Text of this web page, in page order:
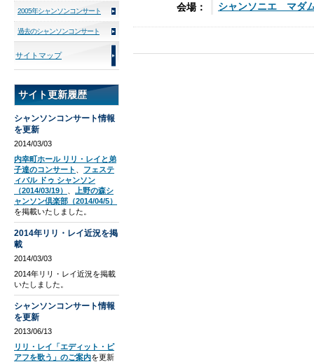
会場：
シャンソニエ マダ
2005年シャンソンコンサート
過去のシャンソンコンサート
サイトマップ
サイト更新履歴
シャンソンコンサート情報
を更新
2014/03/03
内幸町ホール リリ・レイと弟
子達のコンサート
フェステ
ィバル ドゥ シャンソン
（2014/03/19）
上野の森シ
ャンソン倶楽部（2014/04/5）
を掲載いたしました。
2014年リリ・レイ近況を掲
載
2014/03/03
2014年リリ・レイ近況を掲載
いたしました。
シャンソンコンサート情報
を更新
2013/06/13
リリ・レイ「エディット・ピ
アフを歌う」のご案内を更新